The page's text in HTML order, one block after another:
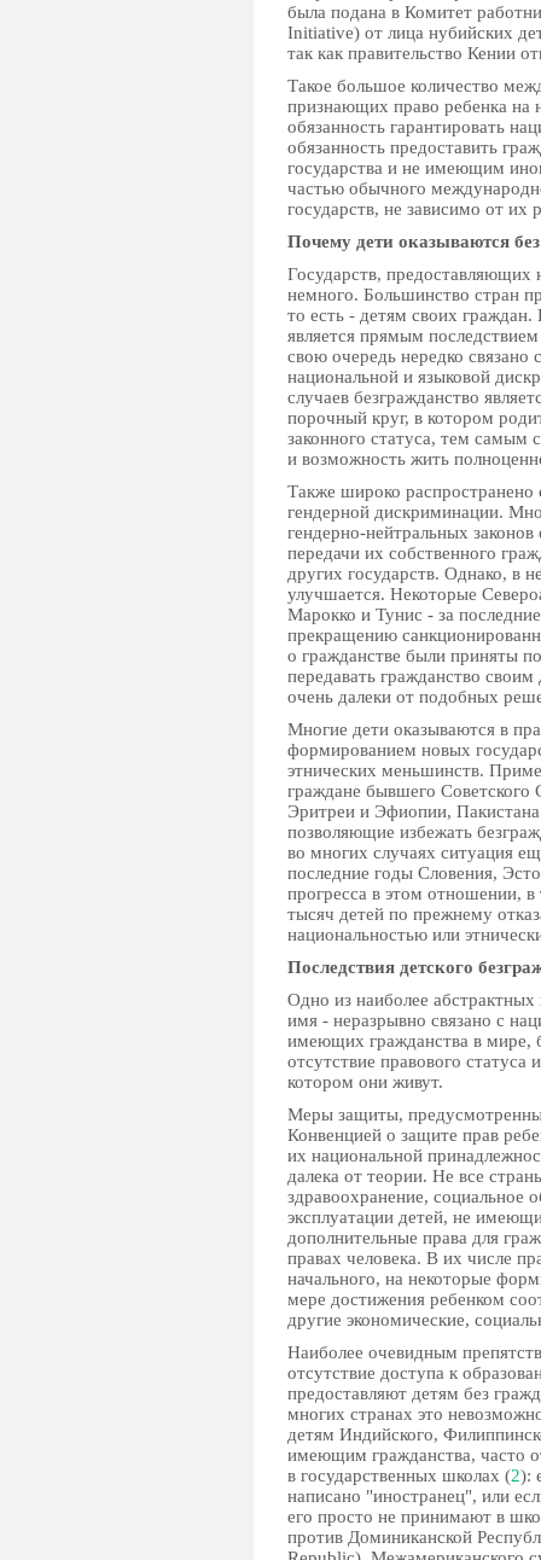
была подана в Комитет
Initiative) от лица нубийских
так как правительство Кении
Такое большое количество
признающих право ребенка на
обязанность гарантировать
обязанность предоставить
государства и не имеющим
частью обычного
государств, не зависимо от
Почему дети оказываются
Государств, предоставляющих
немного. Большинство стран
то есть - детям своих граждан.
является прямым
свою очередь нередко связано
национальной и языковой
случаев безгражданство
порочный круг, в котором
законного статуса, тем самым
и возможность жить
Также широко распространенo
гендерной дискриминации.
гендерно-нейтральных
передачи их собственного
других государств. Однако, в
улучшается. Некоторые
Марокко и Тунис - за
прекращению
о гражданстве были приняты
передавать гражданство
очень далеки от подобных
Многие дети оказываются в
формированием новых
этнических меньшинств.
граждане бывшего Советского
Эритреи и Эфиопии,
позволяющие избежать
во многих случаях ситуация
последние годы Словения,
прогресса в этом отношении,
тысяч детей по прежнему
национальностью или
Последствия детского
Одно из наиболее абстрактных
имя - неразрывно связано с
имеющих гражданства в мире,
отсутствие правового
котором они живут.
Меры защиты,
Конвенцией о защите прав
их национальной
далека от теории. Не все
здравоохранение, социальное
эксплуатации детей, не
дополнительные права для
правах человека. В их числе
начального, на некоторые
мере достижения ребенком
другие экономические,
Наиболее очевидным
отсутствие доступа к
предоставляют детям без
многих странах это
детям Индийского,
имеющим гражданства, часто
в государственных школах (2):
написано "иностранец", или
его просто не принимают в
против Доминиканской